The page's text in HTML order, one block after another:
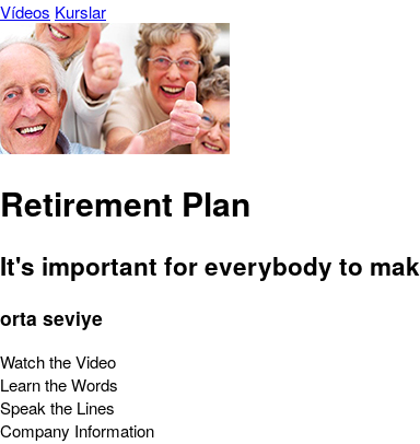
Vídeos Kurslar
Retirement Plan
It's important for everybody to
orta seviye
Watch the Video
Learn the Words
Speak the Lines
Company Information